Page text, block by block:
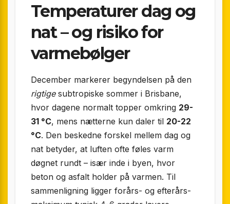
Temperaturer dag og
nat – og risiko for
varmebølger
December markerer begyndelsen på den
rigtigesubtropiske sommer i Brisbane,
hvor dagene normalt topper omkring 29-
31 °C, mens nætterne kun daler til 20-22
°C. Den beskedne forskel mellem dag og
nat betyder, at luften ofte føles varm
døgnet rundt – især inde i byen, hvor
beton og asfalt holder på varmen. Til
sammenligning ligger forårs- og efterårs­